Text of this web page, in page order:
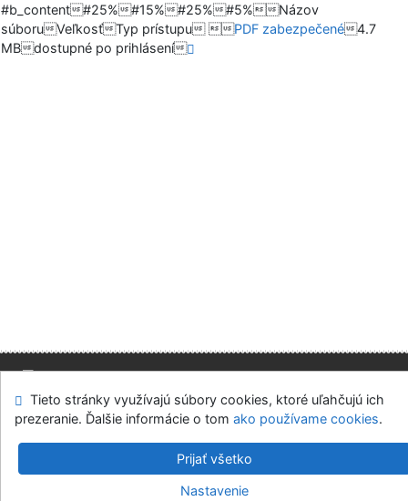
#b_content#25%#15%#25%#5%Názov
súboruVeľkosťTyp prístupu PDF zabezpečené 4.7
MBdostupné po prihlásení
Mapa stránok Prístupnosť
Súkromie
Modul OpenSearch
Napíšte nám Nastavenie cookies
Slovenská ekonomická knižnica EU v Bratislave
v.4.8.63a-Cosmotron Slovakia, s.r.o.
Tieto stránky využívajú súbory cookies, ktoré uľahčujú ich
prezeranie. Ďalšie informácie o tom ako používame cookies.
Prijať všetko
Nastavenie